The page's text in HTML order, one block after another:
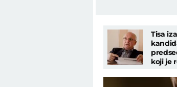
Tisa
koji je